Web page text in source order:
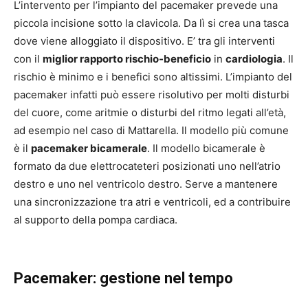
L’intervento per l’impianto del pacemaker prevede una
piccola incisione sotto la clavicola. Da lì si crea una tasca
dove viene alloggiato il dispositivo. E’ tra gli interventi
con il miglior rapporto rischio-beneficio in cardiologia. Il
rischio è minimo e i benefici sono altissimi. L’impianto del
pacemaker infatti può essere risolutivo per molti disturbi
del cuore, come aritmie o disturbi del ritmo legati all’età,
ad esempio nel caso di Mattarella. Il modello più comune
è il pacemaker bicamerale. Il modello bicamerale è
formato da due elettrocateteri posizionati uno nell’atrio
destro e uno nel ventricolo destro. Serve a mantenere
una sincronizzazione tra atri e ventricoli, ed a contribuire
al supporto della pompa cardiaca.
Pacemaker: gestione nel tempo